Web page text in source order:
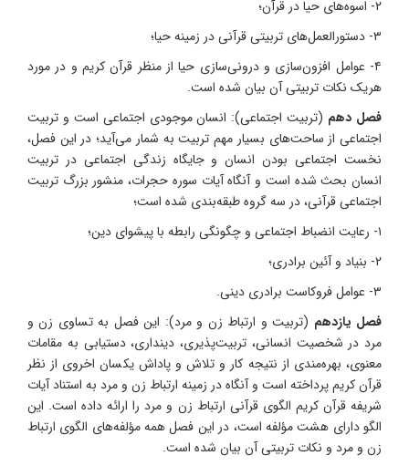
۲- اسوه‌های حیا در قرآن؛
۳- دستورالعمل‌های تربیتی قرآنی در زمینه حیا؛
۴- عوامل افزون‌سازی و درونی‌سازی حیا از منظر قرآن کریم و در مورد
هریک نکات تربیتی آن بیان شده است.
فصل دهم (تربیت اجتماعی): انسان موجودی اجتماعی است و تربیت
اجتماعی از ساحت‌های بسیار مهم تربیت به شمار می‌آید؛ در این فصل،
نخست اجتماعی بودن انسان و جایگاه زندگی اجتماعی در تربیت
انسان بحث شده است و آنگاه آیات سوره حجرات، منشور بزرگ تربیت
اجتماعی قرآنی، در سه گروه طبقه‌بندی شده است؛
۱- رعایت انضباط اجتماعی و چگونگی رابطه با پیشوای دین؛
۲- بنیاد و آئین برادری؛
۳- عوامل فروکاست برادری دینی.
فصل یازدهم (تربیت و ارتباط زن و مرد): این فصل به تساوی زن و
مرد در شخصیت انسانی، تربیت‌پذیری، دینداری، دستیابی به مقامات
معنوی، بهره‌مندی از نتیجه کار و تلاش و پاداش یکسان اخروی از نظر
قرآن کریم پرداخته است و آنگاه در زمینه ارتباط زن و مرد به استناد آیات
شریفه قرآن کریم الگوی قرآنی ارتباط زن و مرد را ارائه داده است. این
الگو دارای هشت مؤلفه است، در این فصل همه مؤلفه‌های الگوی ارتباط
زن و مرد و نکات تربیتی آن بیان شده است.